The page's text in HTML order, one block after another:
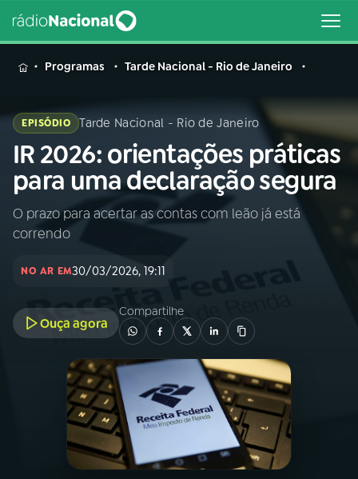
MENU
Buscar
na
Rádio
Nacional
Buscar
PROGRAMAÇÃO
PROGRAMAS
Programas Tarde Nacional - Rio de Janeiro
EPISÓDIO Tarde Nacional - Rio de Janeiro
IR 2026: orientações práticas
para uma declaração segura
O prazo para acertar as contas com leão já está
correndo
NO AR EM30/03/2026, 19:11
Ouça agora
Compartilhe